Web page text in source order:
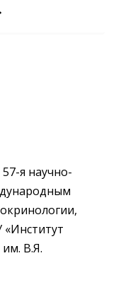
я научно-
«Институт
В.Я.